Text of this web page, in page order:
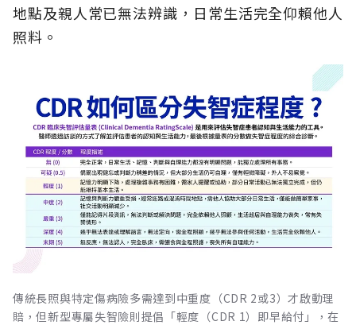
地點及親人常已無法辨識，日常生活完全仰賴他人
照料。
傳統長照與特定傷病險多需達到中重度（CDR 2或3）才啟動理
賠，但新型專屬失智險則提倡「輕度（CDR 1）即早給付」，在